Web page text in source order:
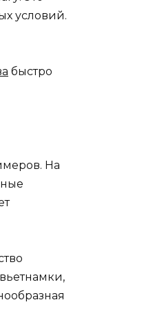
условий.
быстро
На